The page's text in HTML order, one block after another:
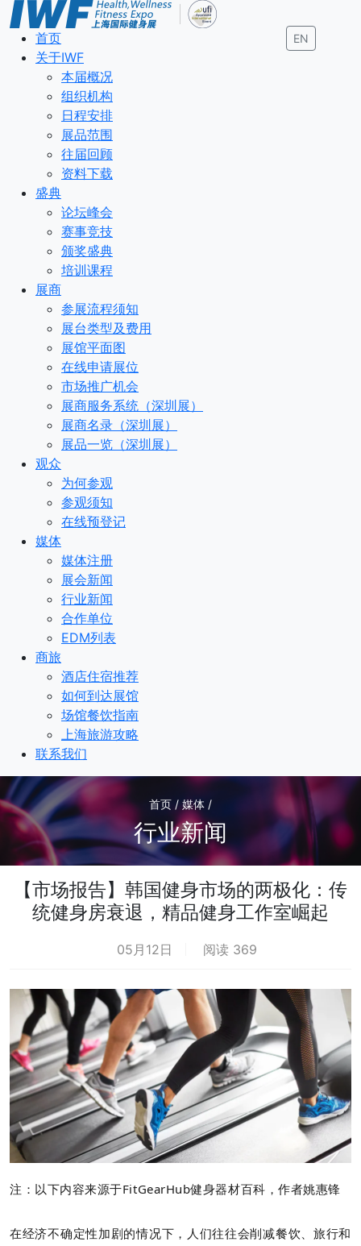
EN
首页
关于IWF
本届概况
组织机构
日程安排
展品范围
往届回顾
资料下载
盛典
论坛峰会
赛事竞技
颁奖盛典
培训课程
展商
参展流程须知
展台类型及费用
展馆平面图
在线申请展位
市场推广机会
展商服务系统（深圳展）
展商名录（深圳展）
展品一览（深圳展）
观众
为何参观
参观须知
在线预登记
媒体
媒体注册
展会新闻
行业新闻
合作单位
EDM列表
商旅
酒店住宿推荐
如何到达展馆
场馆餐饮指南
上海旅游攻略
联系我们
首页 / 媒体 /
行业新闻
【市场报告】韩国健身市场的两极化：传
统健身房衰退，精品健身工作室崛起
05月12日 阅读 369
注：以下内容来源于FitGearHub健身器材百科，作者姚惠锋
在经济不确定性加剧的情况下，人们往往会削减餐饮、旅行和